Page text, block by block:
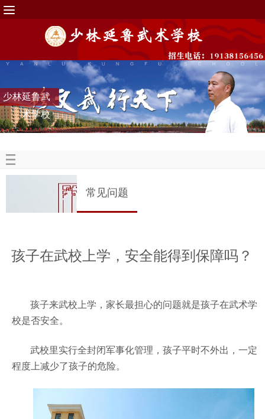
少林延鲁武
术学校
常见问题
孩子在武校上学，安全能得到保障吗？
孩子来武校上学，家长最担心的问题就是孩子在武术学
校是否安全。
武校里实行全封闭军事化管理，孩子平时不外出，一定
程度上减少了孩子的危险。